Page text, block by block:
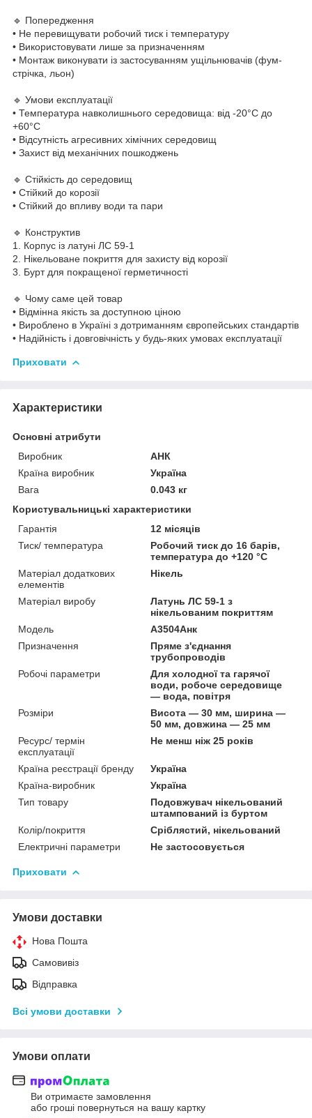
🔹 Попередження
• Не перевищувати робочий тиск і температуру
• Використовувати лише за призначенням
• Монтаж виконувати із застосуванням ущільнювачів (фум-
стрічка, льон)
🔹 Умови експлуатації
• Температура навколишнього середовища: від -20°C до
+60°C
• Відсутність агресивних хімічних середовищ
• Захист від механічних пошкоджень
🔹 Стійкість до середовищ
• Стійкий до корозії
• Стійкий до впливу води та пари
🔹 Конструктив
1. Корпус із латуні ЛС 59-1
2. Нікельоване покриття для захисту від корозії
3. Бурт для покращеної герметичності
🔹 Чому саме цей товар
• Відмінна якість за доступною ціною
• Вироблено в Україні з дотриманням європейських стандартів
• Надійність і довговічність у будь-яких умовах експлуатації
Приховати
Характеристики
Основні атрибути
Виробник
АНК
Країна виробник
Україна
Вага
0.043 кг
Користувальницькі характеристики
Гарантія
12 місяців
Тиск/ температура
Робочий тиск до 16 барів,
температура до +120 °C
Матеріал додаткових
елементів
Нікель
Матеріал виробу
Латунь ЛС 59-1 з
нікельованим покриттям
Мoдель
А3504Анк
Призначення
Пряме з'єднання
трубопроводів
Робочі параметри
Для холодної та гарячої
води, робоче середовище
— вода, повітря
Розміри
Висота — 30 мм, ширина —
50 мм, довжина — 25 мм
Ресурс/ термін
експлуатації
Не менш ніж 25 років
Країна реєстрації бренду
Україна
Країна-виробник
Україна
Тип товару
Подовжувач нікельований
штампований із буртом
Колір/покриття
Сріблястий, нікельований
Електричні параметри
Не застосовується
Приховати
Умови доставки
Нова Пошта
Самовивіз
Відправка
Всі умови доставки
Умови оплати
Ви отримаєте замовлення
або гроші повернуться на вашу картку